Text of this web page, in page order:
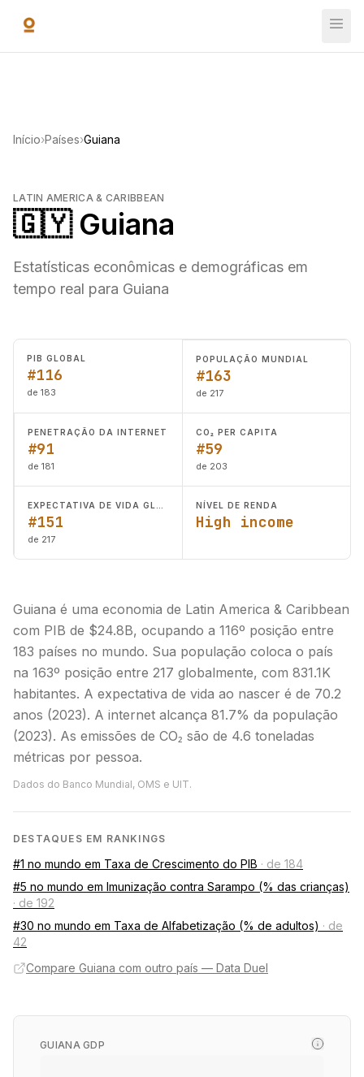
Início›Países›Guiana
LATIN AMERICA & CARIBBEAN
🇬🇾 Guiana
Estatísticas econômicas e demográficas em
tempo real para Guiana
PIB GLOBAL
#116
de 183
POPULAÇÃO MUNDIAL
#163
de 217
PENETRAÇÃO DA INTERNET
#91
de 181
CO₂ PER CAPITA
#59
de 203
#151
de 217
NÍVEL DE RENDA
High income
Guiana é uma economia de Latin America & Caribbean
com PIB de $24.8B, ocupando a 116º posição entre
183 países no mundo. Sua população coloca o país
na 163º posição entre 217 globalmente, com 831.1K
habitantes. A expectativa de vida ao nascer é de 70.2
anos (2023). A internet alcança 81.7% da população
(2023). As emissões de CO₂ são de 4.6 toneladas
métricas por pessoa.
Dados do Banco Mundial, OMS e UIT.
DESTAQUES EM RANKINGS
#1 no mundo em Taxa de Crescimento do PIB · de 184
#5 no mundo em Imunização contra Sarampo (% das crianças)
· de 192
#30 no mundo em Taxa de Alfabetização (% de adultos) · de
42
Compare Guiana com outro país — Data Duel
GUIANA GDP